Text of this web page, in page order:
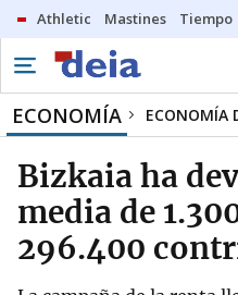
Athletic Mastines Tiempo
ECONOMÍA ECONOMÍA
Bizkaia ha
media de
296.400